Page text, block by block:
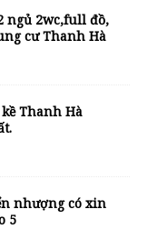
ngủ 2wc,full đồ,
cư Thanh Hà
Thanh Hà
nhượng có xin
5